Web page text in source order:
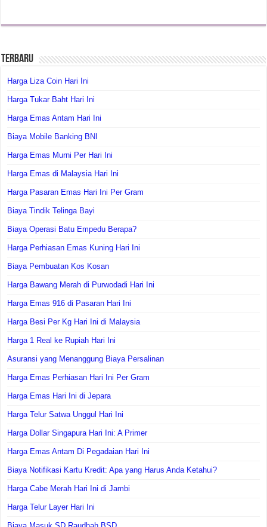
Terbaru
Harga Liza Coin Hari Ini
Harga Tukar Baht Hari Ini
Harga Emas Antam Hari Ini
Biaya Mobile Banking BNI
Harga Emas Murni Per Hari Ini
Harga Emas di Malaysia Hari Ini
Harga Pasaran Emas Hari Ini Per Gram
Biaya Tindik Telinga Bayi
Biaya Operasi Batu Empedu Berapa?
Harga Perhiasan Emas Kuning Hari Ini
Biaya Pembuatan Kos Kosan
Harga Bawang Merah di Purwodadi Hari Ini
Harga Emas 916 di Pasaran Hari Ini
Harga Besi Per Kg Hari Ini di Malaysia
Harga 1 Real ke Rupiah Hari Ini
Asuransi yang Menanggung Biaya Persalinan
Harga Emas Perhiasan Hari Ini Per Gram
Harga Emas Hari Ini di Jepara
Harga Telur Satwa Unggul Hari Ini
Harga Dollar Singapura Hari Ini: A Primer
Harga Emas Antam Di Pegadaian Hari Ini
Biaya Notifikasi Kartu Kredit: Apa yang Harus Anda Ketahui?
Harga Cabe Merah Hari Ini di Jambi
Harga Telur Layer Hari Ini